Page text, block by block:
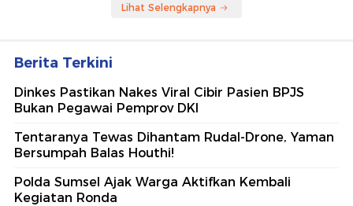
Lihat Selengkapnya
Berita Terkini
Dinkes Pastikan Nakes Viral Cibir Pasien BPJS
Bukan Pegawai Pemprov DKI
Tentaranya Tewas Dihantam Rudal-Drone, Yaman
Bersumpah Balas Houthi!
Polda Sumsel Ajak Warga Aktifkan Kembali
Kegiatan Ronda